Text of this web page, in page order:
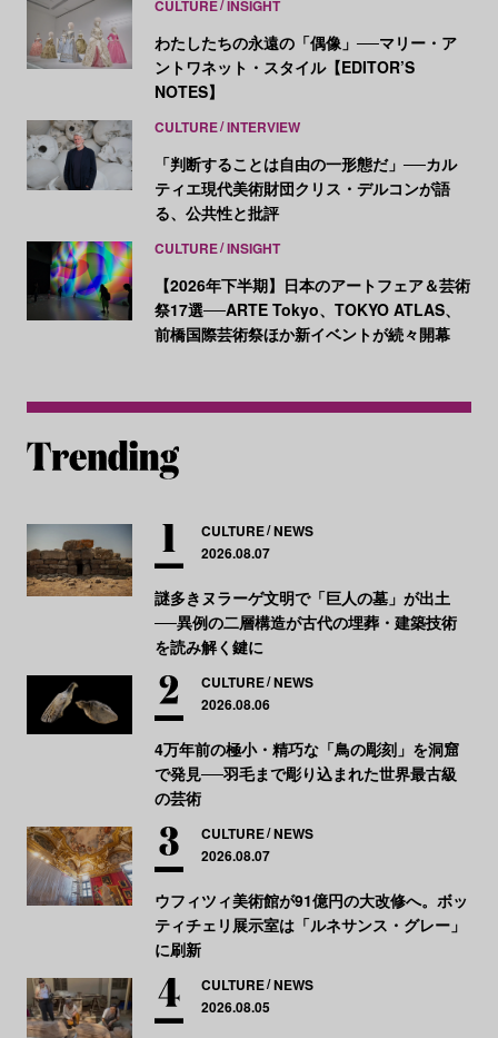
CULTURE INSIGHT
わたしたちの永遠の「偶像」──マリー・ア
ントワネット・スタイル【EDITOR’S
NOTES】
CULTURE INTERVIEW
「判断することは自由の一形態だ」──カル
ティエ現代美術財団クリス・デルコンが語
る、公共性と批評
CULTURE INSIGHT
【2026年下半期】日本のアートフェア＆芸術
祭17選──ARTE Tokyo、TOKYO ATLAS、
前橋国際芸術祭ほか新イベントが続々開幕
CULTURE NEWS
2026.08.07
謎多きヌラーゲ文明で「巨人の墓」が出土
──異例の二層構造が古代の埋葬・建築技術
を読み解く鍵に
CULTURE NEWS
2026.08.06
4万年前の極小・精巧な「鳥の彫刻」を洞窟
で発見──羽毛まで彫り込まれた世界最古級
の芸術
CULTURE NEWS
2026.08.07
ウフィツィ美術館が91億円の大改修へ。ボッ
ティチェリ展示室は「ルネサンス・グレー」
に刷新
CULTURE NEWS
2026.08.05